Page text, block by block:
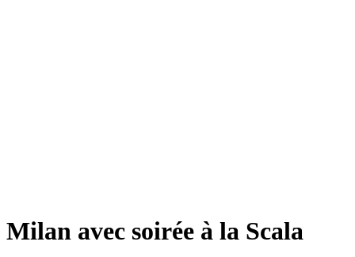
Milan avec soirée à la Scala